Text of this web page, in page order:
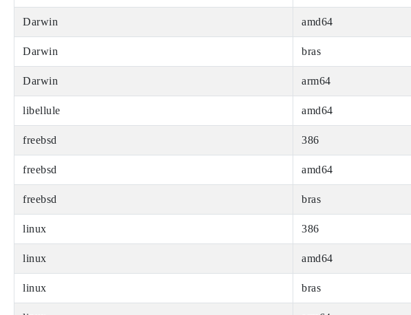
Darwin amd64
Darwin bras
Darwin arm64
libellule amd64
freebsd 386
freebsd amd64
freebsd bras
linux 386
linux amd64
linux bras